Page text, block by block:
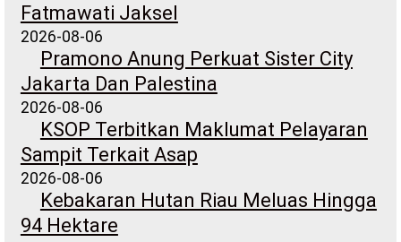
Fatmawati Jaksel
2026-08-06
Pramono Anung Perkuat Sister City
Jakarta Dan Palestina
2026-08-06
KSOP Terbitkan Maklumat Pelayaran
Sampit Terkait Asap
2026-08-06
Kebakaran Hutan Riau Meluas Hingga
94 Hektare